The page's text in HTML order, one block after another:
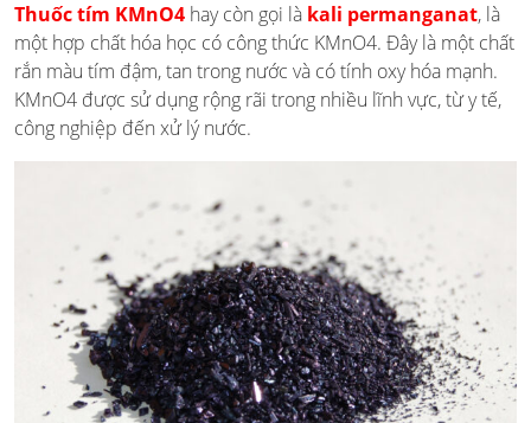
Thuốc tím KMnO4 hay còn gọi là kali permanganat, là
một hợp chất hóa học có công thức KMnO4. Đây là một chất
rắn màu tím đậm, tan trong nước và có tính oxy hóa mạnh.
KMnO4 được sử dụng rộng rãi trong nhiều lĩnh vực, từ y tế,
công nghiệp đến xử lý nước.